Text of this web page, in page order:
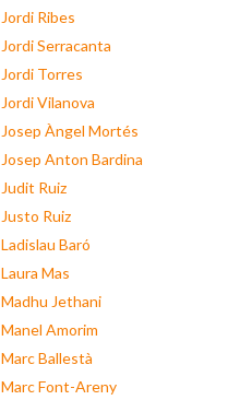
Jordi Ribes
Jordi Serracanta
Jordi Torres
Jordi Vilanova
Josep Àngel Mortés
Josep Anton Bardina
Judit Ruiz
Justo Ruiz
Ladislau Baró
Laura Mas
Madhu Jethani
Manel Amorim
Marc Ballestà
Marc Font-Areny